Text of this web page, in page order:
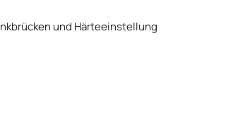
und Härteeinstellung